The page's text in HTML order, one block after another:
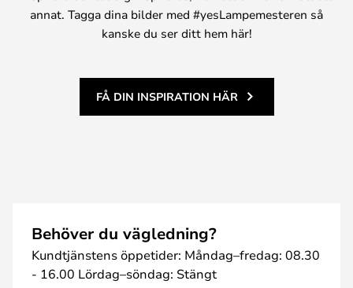
annat. Tagga dina bilder med #yesLampemesteren så
kanske du ser ditt hem här!
FÅ DIN INSPIRATION HÄR
Behöver du vägledning?
Kundtjänstens öppetider: Måndag–fredag: 08.30
- 16.00 Lördag–söndag: Stängt